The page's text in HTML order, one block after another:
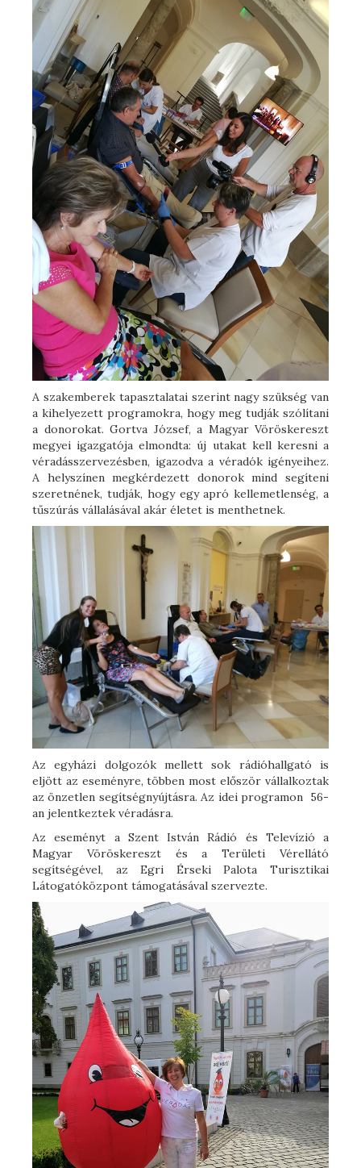
A szakemberek tapasztalatai szerint nagy szükség van
a kihelyezett programokra, hogy meg tudják szólítani
a donorokat. Gortva József, a Magyar Vöröskereszt
megyei igazgatója elmondta: új utakat kell keresni a
véradásszervezésben, igazodva a véradók igényeihez.
A helyszínen megkérdezett donorok mind segíteni
szeretnének, tudják, hogy egy apró kellemetlenség, a
tűszúrás vállalásával akár életet is menthetnek.
Az egyházi dolgozók mellett sok rádióhallgató is
eljött az eseményre, többen most először vállalkoztak
az önzetlen segítségnyújtásra. Az idei programon 56-
an jelentkeztek véradásra.
Az eseményt a Szent István Rádió és Televízió a
Magyar Vöröskereszt és a Területi Vérellátó
segítségével, az Egri Érseki Palota Turisztikai
Látogatóközpont támogatásával szervezte.